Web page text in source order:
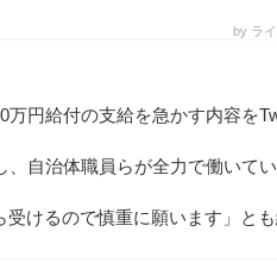
by ラ
円給付の支給を急かす内容を
自治体職員らが全力で働いて
受けるので慎重に願います」と